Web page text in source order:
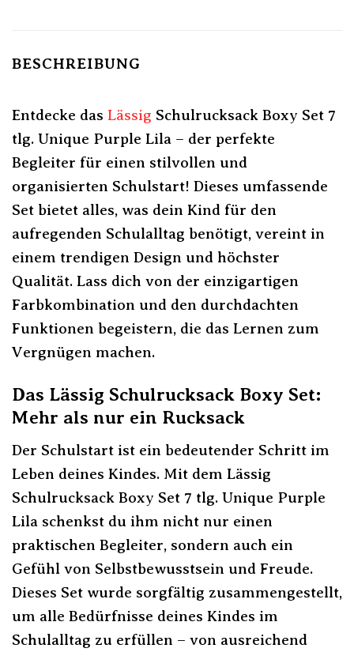
BESCHREIBUNG
Entdecke das Lässig Schulrucksack Boxy Set 7
tlg. Unique Purple Lila – der perfekte
Begleiter für einen stilvollen und
organisierten Schulstart! Dieses umfassende
Set bietet alles, was dein Kind für den
aufregenden Schulalltag benötigt, vereint in
einem trendigen Design und höchster
Qualität. Lass dich von der einzigartigen
Farbkombination und den durchdachten
Funktionen begeistern, die das Lernen zum
Vergnügen machen.
Das Lässig Schulrucksack Boxy Set:
Mehr als nur ein Rucksack
Der Schulstart ist ein bedeutender Schritt im
Leben deines Kindes. Mit dem Lässig
Schulrucksack Boxy Set 7 tlg. Unique Purple
Lila schenkst du ihm nicht nur einen
praktischen Begleiter, sondern auch ein
Gefühl von Selbstbewusstsein und Freude.
Dieses Set wurde sorgfältig zusammengestellt,
um alle Bedürfnisse deines Kindes im
Schulalltag zu erfüllen – von ausreichend